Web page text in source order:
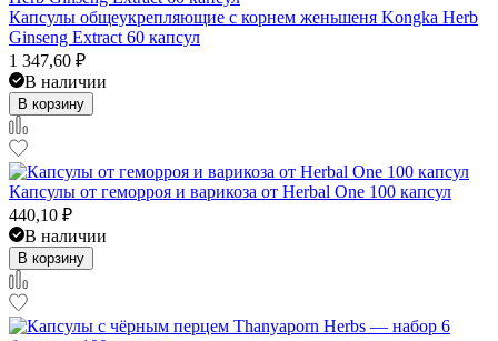
Капсулы общеукрепляющие с корнем женьшеня Kongka Herb
Ginseng Extract 60 капсул
1 347,60 ₽
В наличии
В корзину
Капсулы от геморроя и варикоза от Herbal One 100 капсул
440,10 ₽
В наличии
В корзину